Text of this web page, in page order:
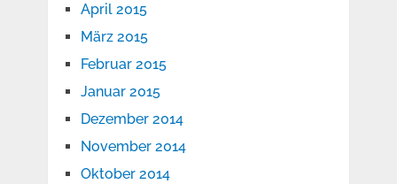
April 2015
März 2015
Februar 2015
Januar 2015
Dezember 2014
November 2014
Oktober 2014